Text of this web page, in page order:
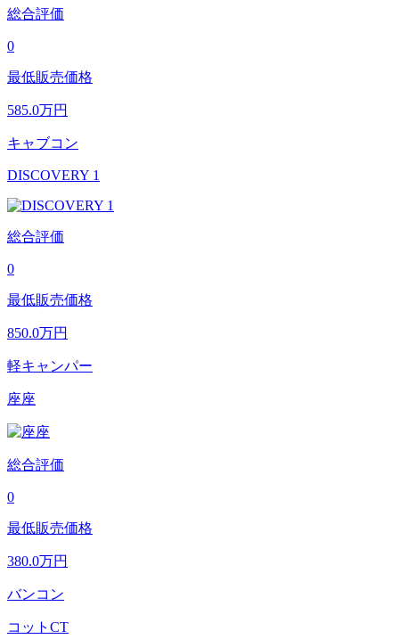
総合評価
0
最低販売価格
585.0万円
キャブコン
DISCOVERY 1
総合評価
0
最低販売価格
850.0万円
軽キャンパー
座座
総合評価
0
最低販売価格
380.0万円
バンコン
コットCT